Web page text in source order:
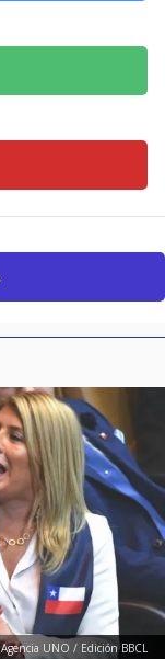
UNO / Edición BBCL